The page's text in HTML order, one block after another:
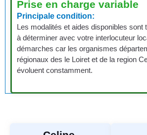
Prise en charge variable
Principale condition:
Les modalités et aides disponibles sont
à déterminer avec votre interlocuteur
démarches car les organismes
régionaux des le Loiret et de la region
évoluent constamment.